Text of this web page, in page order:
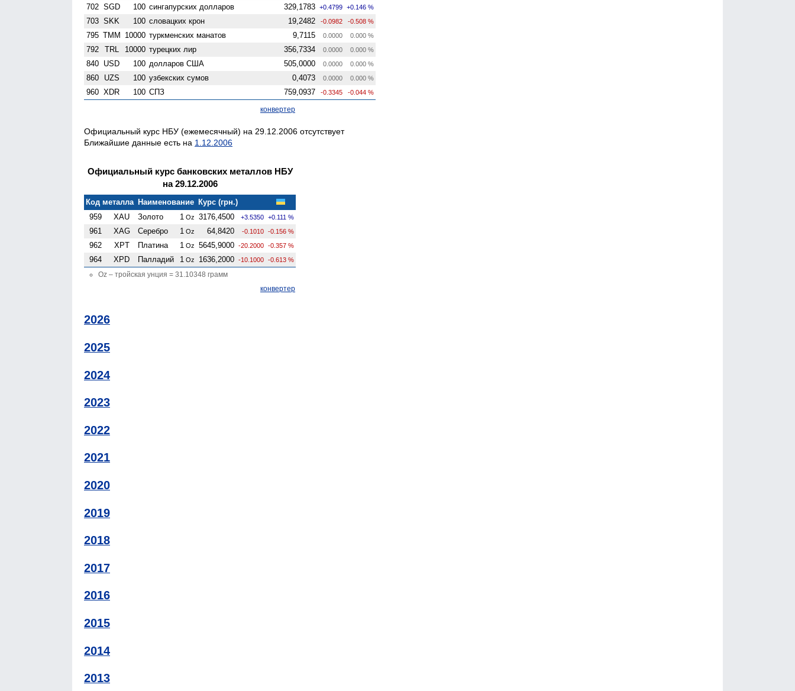
702 SGD 100 сингапурских долларов 329,1783 +0.4799 +0.146 %
703 SKK 100 словацких крон 19,2482 -0.0982 -0.508 %
795 TMM 10000 туркменских манатов 9,7115 0.0000 0.000 %
792 TRL 10000 турецких лир 356,7334 0.0000 0.000 %
840 USD 100 долларов США 505,0000 0.0000 0.000 %
860 UZS 100 узбекских сумов 0,4073 0.0000 0.000 %
960 XDR 100 СПЗ 759,0937 -0.3345 -0.044 %
конвертер
Официальный курс НБУ (ежемесячный) на 29.12.2006 отсутствует
Ближайшие данные есть на 1.12.2006
Официальный курс банковских металлов НБУ
на 29.12.2006
Код металла Наименование Курс (грн.)
959
XAU Золото 1 Oz 3176,4500 +3.5350 +0.111 %
961 XAG Серебро 1 Oz 64,8420 -0.1010 -0.156 %
962 XPT Платина 1 Oz 5645,9000 -20.2000 -0.357 %
964 XPD Палладий 1 Oz 1636,2000 -10.1000 -0.613 %
Oz – тройская унция = 31.10348 грамм
конвертер
2026
2025
2024
2023
2022
2021
2020
2019
2018
2017
2016
2015
2014
2013